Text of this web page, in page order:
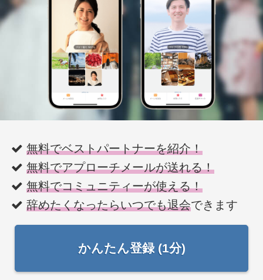
無料でベストパートナーを紹介！
無料でアプローチメールが送れる！
無料でコミュニティーが使える！
辞めたくなったらいつでも退会できます
かんたん登録 (1分)